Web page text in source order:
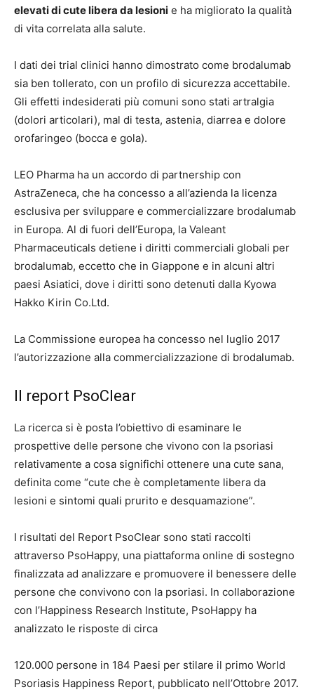
elevati di cute libera da lesioni e ha migliorato la qualità
di vita correlata alla salute.
I dati dei trial clinici hanno dimostrato come brodalumab
sia ben tollerato, con un profilo di sicurezza accettabile.
Gli effetti indesiderati più comuni sono stati artralgia
(dolori articolari), mal di testa, astenia, diarrea e dolore
orofaringeo (bocca e gola).
LEO Pharma ha un accordo di partnership con
AstraZeneca, che ha concesso a all’azienda la licenza
esclusiva per sviluppare e commercializzare brodalumab
in Europa. Al di fuori dell’Europa, la Valeant
Pharmaceuticals detiene i diritti commerciali globali per
brodalumab, eccetto che in Giappone e in alcuni altri
paesi Asiatici, dove i diritti sono detenuti dalla Kyowa
Hakko Kirin Co.Ltd.
La Commissione europea ha concesso nel luglio 2017
l’autorizzazione alla commercializzazione di brodalumab.
Il report PsoClear
La ricerca si è posta l’obiettivo di esaminare le
prospettive delle persone che vivono con la psoriasi
relativamente a cosa significhi ottenere una cute sana,
definita come “cute che è completamente libera da
lesioni e sintomi quali prurito e desquamazione”.
I risultati del Report PsoClear sono stati raccolti
attraverso PsoHappy, una piattaforma online di sostegno
finalizzata ad analizzare e promuovere il benessere delle
persone che convivono con la psoriasi. In collaborazione
con l’Happiness Research Institute, PsoHappy ha
analizzato le risposte di circa
120.000 persone in 184 Paesi per stilare il primo World
Psoriasis Happiness Report, pubblicato nell’Ottobre 2017.